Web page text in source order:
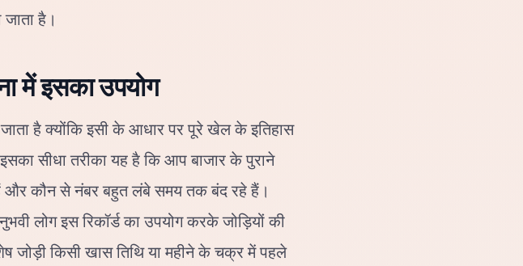
है।
में इसका उपयोग
है क्योंकि इसी के आधार पर पूरे खेल के इतिहास
सीधा तरीका यह है कि आप बाजार के पुराने
और कौन से नंबर बहुत लंबे समय तक बंद रहे हैं।
लोग इस रिकॉर्ड का उपयोग करके जोड़ियों की
जोड़ी किसी खास तिथि या महीने के चक्र में पहले